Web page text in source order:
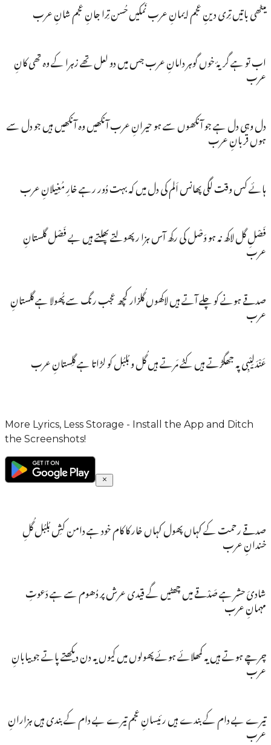
میٹھی باتیں تِری دینِ عجم ایمانِ عرب نَمکیں حُسن تِرا جانِ عجم شانِ عرب
اب تو ہے گریۂ خوں گوہر دامانِ عرب جس میں دو لعل تھے زہرا کے وہ تھی کانِ
عرب
دل وہی دل ہے جو آنکھوں سے ہو حیرانِ عرب آنکھیں وہ آنکھیں ہیں جو دل سے
ہوں قربانِ عرب
ہائے کس وقت لگی پھانس اَلم کی دل میں کہ بہت دُور رہے خارِ مُغِیلانِ عرب
فَصْلِ گل لاکھ نہ ہو وَصْل کی رکھ آس ہزا ر پھولتے پھلتے ہیں بے فَصْل گلستانِ
عرب
صدقے ہونے کو چلے آتے ہیں لاکھوں گُلزار کچھ عجب رنگ سے پُھولا ہے گلستانِ
عرب
عَنْدَلِیْبِی پہ جھگڑتے ہیں کٹے مَرتے ہیں گُل و بُلبُل کو لڑاتا ہے گلِستانِ عرب
More Lyrics, Less Storage - Install the App and Ditch
the Screenshots!
صدقے رحمت کے کہاں پھول کہاں خار کا کام خود ہے دامن کشِ بُلبُل گُلِ
خندانِ عرب
شادیَ حشر ہے صَدْقے میں چھٹیں گے قیدی عرش پر دُھوم سے ہے دَعوتِ
مہمانِ عرب
چرچے ہوتے ہیں یہ کمھلائے ہوئے پھولوں میں کیوں یہ دن دیکھتے پاتے جو بیابانِ
عرب
تیرے بے دام کے بندے ہیں رئیسانِ عجم تیرے بے دام کے بندی ہیں ہزارانِ
عرب